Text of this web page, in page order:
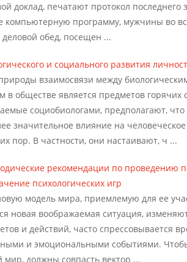
доклад, печатают протокол
компьютерную программу, мужчины во
обед, посещен ...
и социального развития
взаимосвязи между
в обществе является предметов горячих
социобиологами, предполагают,
значительное влияние на
пор. В частности, они настаивают, ч ...
рекомендации по проведению
психологических игр
модель мира, приемлемую для ее
новая воображаемая ситуация,
и действий, часто спрессовывается
и эмоциональными событиями.
мир, должны совпасть вектор ...